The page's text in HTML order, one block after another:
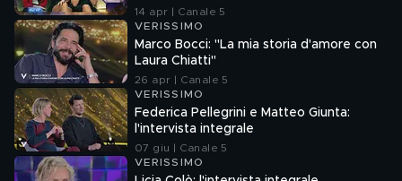
14 apr | Canale 5
VERISSIMO
Marco Bocci: "La mia storia d'amore con
Laura Chiatti"
26 apr | Canale 5
VERISSIMO
Federica Pellegrini e Matteo Giunta:
l'intervista integrale
07 giu | Canale 5
VERISSIMO